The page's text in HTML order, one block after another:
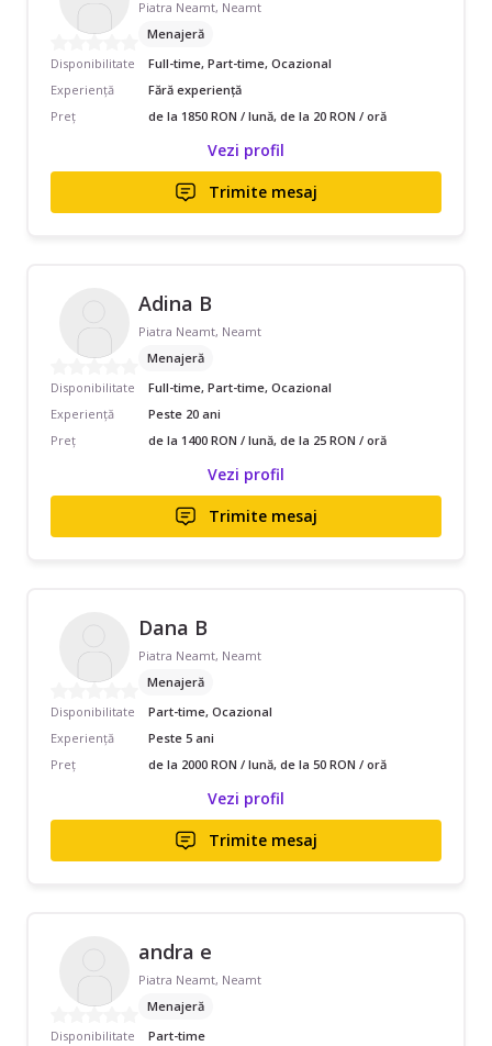
Piatra Neamt, Neamt
Menajeră
Disponibilitate
Full-time, Part-time, Ocazional
Experiență
Fără experiență
Preț
de la 1850 RON / lună, de la 20 RON / oră
Vezi profil
Trimite mesaj
Adina B
Piatra Neamt, Neamt
Menajeră
Disponibilitate
Full-time, Part-time, Ocazional
Experiență
Peste 20 ani
Preț
de la 1400 RON / lună, de la 25 RON / oră
Vezi profil
Trimite mesaj
Dana B
Piatra Neamt, Neamt
Menajeră
Disponibilitate
Part-time, Ocazional
Experiență
Peste 5 ani
Preț
de la 2000 RON / lună, de la 50 RON / oră
Vezi profil
Trimite mesaj
andra e
Piatra Neamt, Neamt
Menajeră
Disponibilitate
Part-time